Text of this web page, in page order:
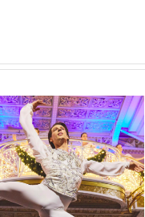
Article campagne de Noël
Samaritaine